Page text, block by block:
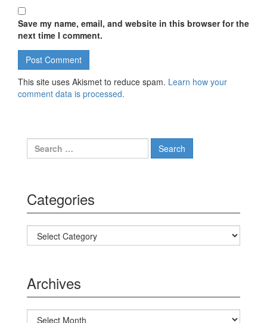
Save my name, email, and website in this browser for the
next time I comment.
This site uses Akismet to reduce spam. Learn how your
comment data is processed.
Search for:
Categories
Categories
Archives
Archives